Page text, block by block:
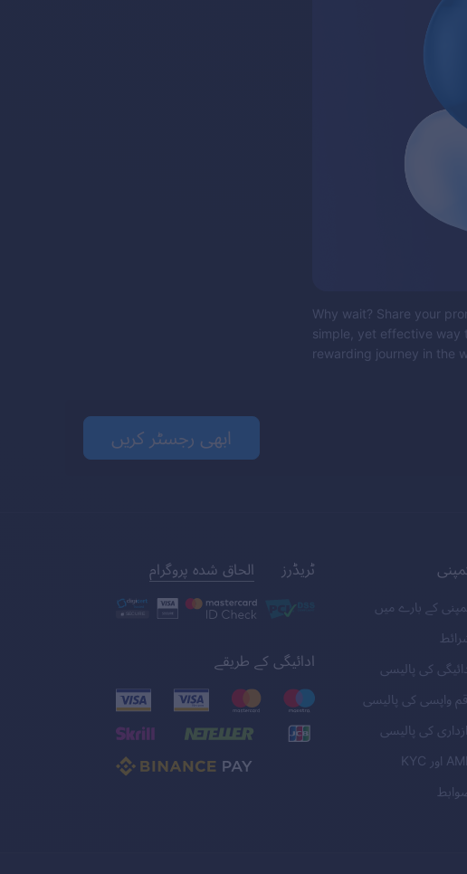
Why wait? Share your
simple, yet effective way
rewarding journey in the
ابھی رجسٹر کریں
کے بارے میں
کی پالیسی
واپسی کی پالیسی
کی پالیسی
AML اور KYC
ٹریڈرز الحاق شدہ پروگرام
ادائیگی کے طریقے